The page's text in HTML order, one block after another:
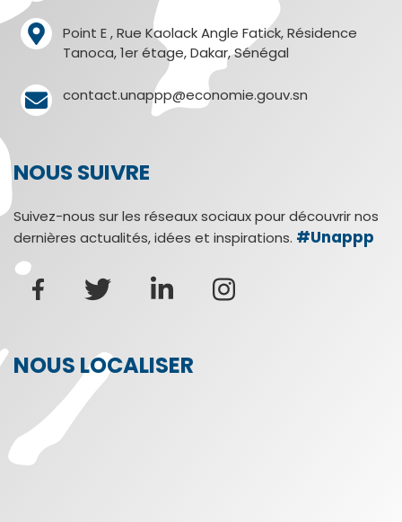
Point E , Rue Kaolack Angle Fatick, Résidence
Tanoca, 1er étage, Dakar, Sénégal
contact.unappp@economie.gouv.sn
NOUS SUIVRE
Suivez-nous sur les réseaux sociaux pour découvrir nos
dernières actualités, idées et inspirations. #Unappp
NOUS LOCALISER